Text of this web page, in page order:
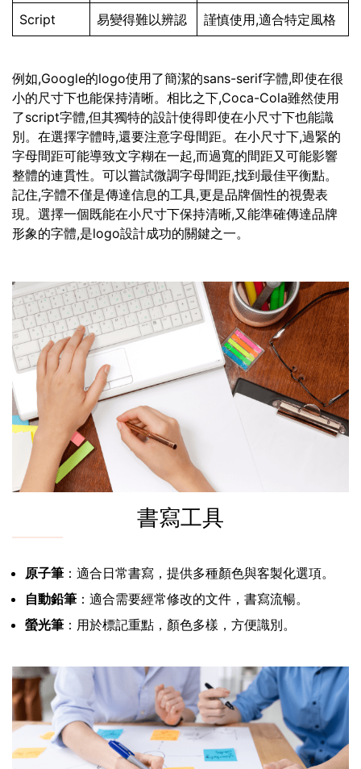
Script 易變得難以辨認 謹慎使用,適合特定風格
例如,Google的logo使用了簡潔的sans-serif字體,即使在很
小的尺寸下也能保持清晰。相比之下,Coca-Cola雖然使用
了script字體,但其獨特的設計使得即使在小尺寸下也能識
別。在選擇字體時,還要注意字母間距。在小尺寸下,過緊的
字母間距可能導致文字糊在一起,而過寬的間距又可能影響
整體的連貫性。可以嘗試微調字母間距,找到最佳平衡點。
記住,字體不僅是傳達信息的工具,更是品牌個性的視覺表
現。選擇一個既能在小尺寸下保持清晰,又能準確傳達品牌
形象的字體,是logo設計成功的關鍵之一。
書寫工具
原子筆 ：適合日常書寫，提供多種顏色與客製化選項。
自動鉛筆 ：適合需要經常修改的文件，書寫流暢。
螢光筆 ：用於標記重點，顏色多樣，方便識別。